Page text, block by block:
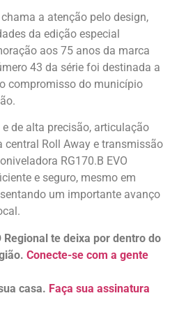
a atenção pelo design,
da edição especial
aos 75 anos da marca
43 da série foi destinada a
compromisso do município
de alta precisão, articulação
Roll Away e transmissão
RG170.B EVO
e seguro, mesmo em
um importante avanço
Regional te deixa por dentro do
Conecte-se com a gente
casa. Faça sua assinatura